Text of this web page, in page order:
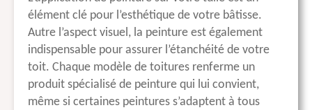
élément clé pour l’esthétique de votre bâtisse.
Autre l’aspect visuel, la peinture est également
indispensable pour assurer l’étanchéité de votre
toit. Chaque modèle de toitures renferme un
produit spécialisé de peinture qui lui convient,
même si certaines peintures s’adaptent à tous